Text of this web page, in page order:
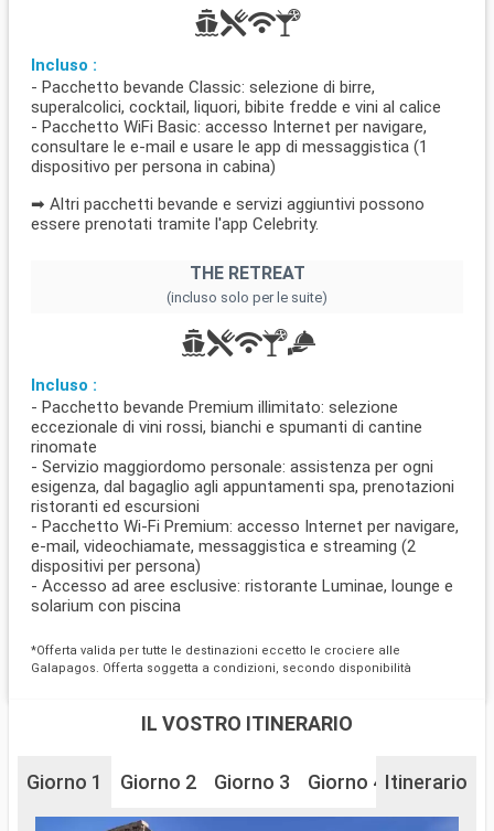
Incluso :
- Pacchetto bevande Classic: selezione di birre,
superalcolici, cocktail, liquori, bibite fredde e vini al calice
- Pacchetto WiFi Basic: accesso Internet per navigare,
consultare le e-mail e usare le app di messaggistica (1
dispositivo per persona in cabina)
➡ Altri pacchetti bevande e servizi aggiuntivi possono
essere prenotati tramite l'app Celebrity.
THE RETREAT
(incluso solo per le suite)
Incluso :
- Pacchetto bevande Premium illimitato: selezione
eccezionale di vini rossi, bianchi e spumanti di cantine
rinomate
- Servizio maggiordomo personale: assistenza per ogni
esigenza, dal bagaglio agli appuntamenti spa, prenotazioni
ristoranti ed escursioni
- Pacchetto Wi-Fi Premium: accesso Internet per navigare,
e-mail, videochiamate, messaggistica e streaming (2
dispositivi per persona)
- Accesso ad aree esclusive: ristorante Luminae, lounge e
solarium con piscina
*Offerta valida per tutte le destinazioni eccetto le crociere alle
Galapagos. Offerta soggetta a condizioni, secondo disponibilità
IL VOSTRO ITINERARIO
Giorno 1 Giorno 2 Giorno 3 Giorno 4 Giorno 5
Itinerario